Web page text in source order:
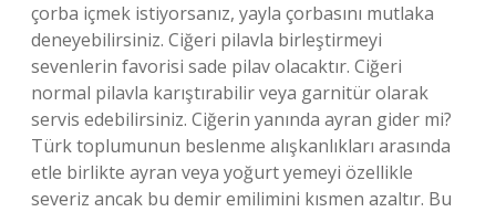
çorba içmek istiyorsanız, yayla çorbasını mutlaka
deneyebilirsiniz. Ciğeri pilavla birleştirmeyi
sevenlerin favorisi sade pilav olacaktır. Ciğeri
normal pilavla karıştırabilir veya garnitür olarak
servis edebilirsiniz. Ciğerin yanında ayran gider mi?
Türk toplumunun beslenme alışkanlıkları arasında
etle birlikte ayran veya yoğurt yemeyi özellikle
severiz ancak bu demir emilimini kısmen azaltır. Bu